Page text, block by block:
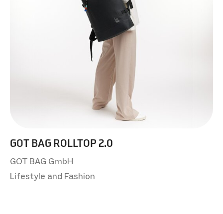
GOT BAG ROLLTOP 2.0
GOT BAG GmbH
Lifestyle and Fashion